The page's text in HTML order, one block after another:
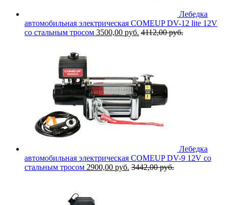
Лебедка
автомобильная электрическая COMEUP DV-12 lite 12V
со стальным тросом 3500,00 руб. 4112,00руб.
Лебедка
автомобильная электрическая COMEUP DV-9 12V со
стальным тросом 2900,00 руб. 3442,00руб.